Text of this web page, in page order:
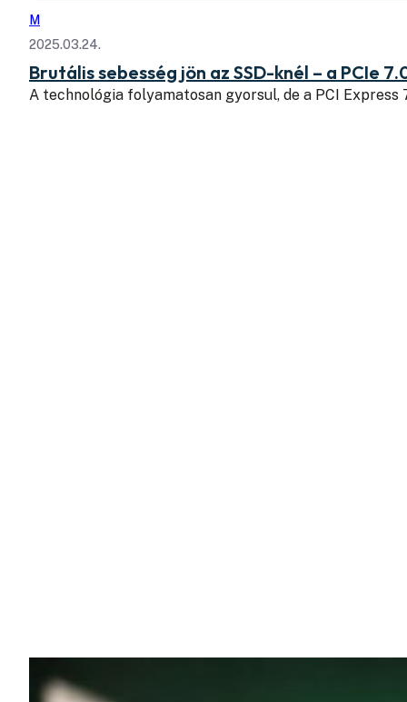
M
2025.03.24.
Brutális sebesség jön az SSD-knél – a PCIe
A technológia folyamatosan gyorsul, de a PCI Express